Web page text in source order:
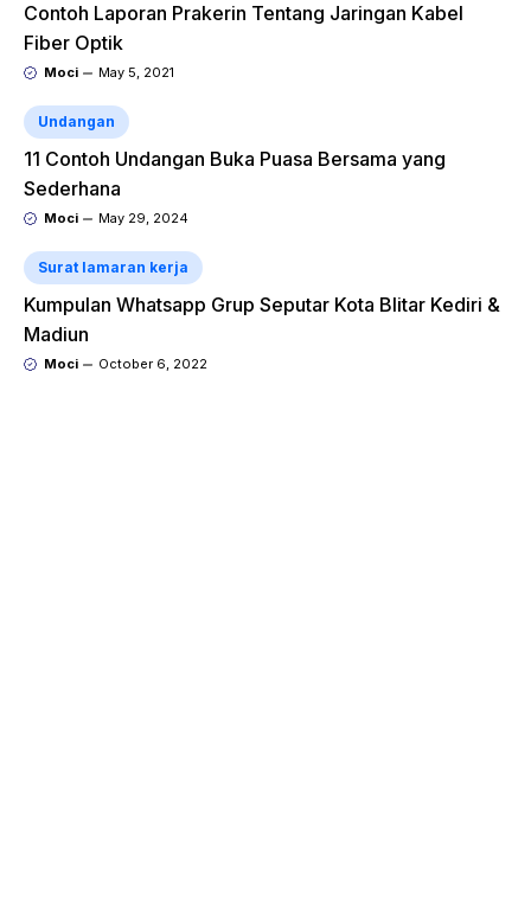
Contoh Laporan Prakerin Tentang Jaringan Kabel
Fiber Optik
Moci May 5, 2021
Undangan
11 Contoh Undangan Buka Puasa Bersama yang
Sederhana
Moci May 29, 2024
Surat lamaran kerja
Kumpulan Whatsapp Grup Seputar Kota Blitar Kediri &
Madiun
Moci October 6, 2022